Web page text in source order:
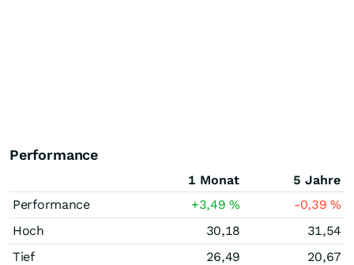
Performance
1 Monat
5 Jahre
Performance
+3,49% -0,39%
Hoch
30,18
31,54
Tief
26,49
20,67